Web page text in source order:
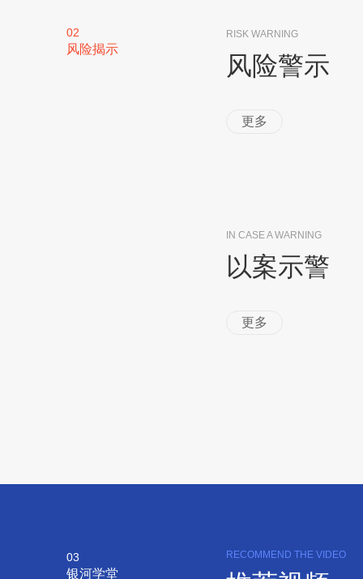
02
风险揭示
RISK WARNING
风险警示
更多
IN CASE A WARNING
以案示警
更多
03
银河学堂
RECOMMEND THE VIDEO